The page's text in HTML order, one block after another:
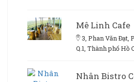
Mê Linh Cafe
3, Phan Văn Đạt,
Q.1, Thành phố Hồ
Nhân Bistro